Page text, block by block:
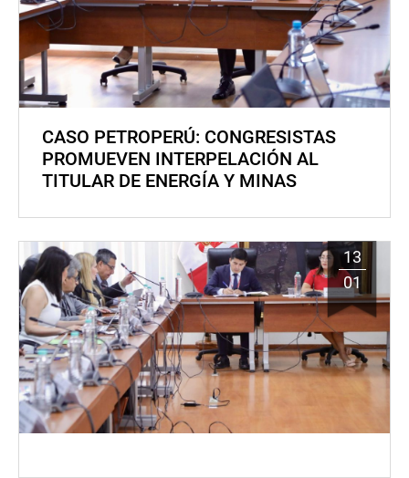
CASO PETROPERÚ: CONGRESISTAS
PROMUEVEN INTERPELACIÓN AL
TITULAR DE ENERGÍA Y MINAS
13
01